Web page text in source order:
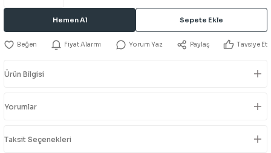
Hemen Al Sepete Ekle
Fiyat Alarmı Yorum Yaz Paylaş Tavsiye Et
Ürün Bilgisi
Yorumlar
Taksit Seçenekleri